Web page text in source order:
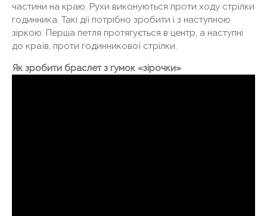
частини на краю. Рухи виконуються проти ходу стрілки
годинника. Такі дії потрібно зробити і з наступною
зіркою. Перша петля протягується в центр, а наступні
до країв, проти годинникової стрілки.
Як зробити браслет з гумок «зірочки»